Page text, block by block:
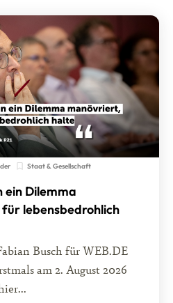
Staat & Gesellschaft
ein Dilemma
lebensbedrohlich
Busch für WEB.DE
am 2. August 2026